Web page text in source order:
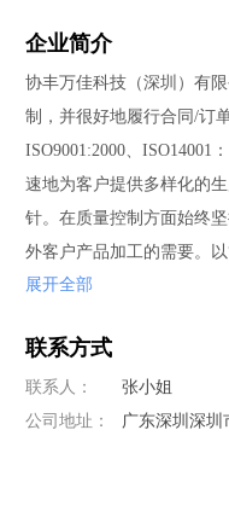
企业简介
协丰万佳科技（深圳）有
制，并很好地履行合同/订
ISO9001:2000、
速地为客户提供多样化的
针。在质量控制方面始终
外客户产品加工的需要。
ISO14001环境管理体系标
展开全部
联系方式
联系人：
张小姐
公司地址：
广东深圳深圳